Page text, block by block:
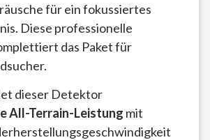
für ein fokussiertes
Diese professionelle
das Paket für
dieser Detektor
All-Terrain-Leistung mit